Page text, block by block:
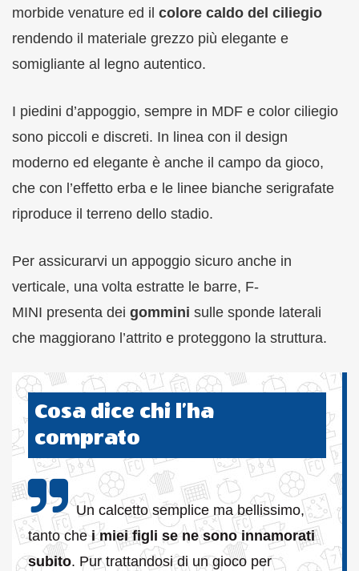
morbide venature ed il colore caldo del ciliegio
rendendo il materiale grezzo più elegante e
somigliante al legno autentico.
I piedini d’appoggio, sempre in MDF e color ciliegio
sono piccoli e discreti. In linea con il design
moderno ed elegante è anche il campo da gioco,
che con l’effetto erba e le linee bianche serigrafate
riproduce il terreno dello stadio.
Per assicurarvi un appoggio sicuro anche in
verticale, una volta estratte le barre, F-
MINI presenta dei gommini sulle sponde laterali
che maggiorano l’attrito e proteggono la struttura.
Cosa dice chi l’ha
comprato
Un calcetto semplice ma bellissimo,
tanto chei miei figli se ne sono innamorati
subito. Pur trattandosi di un gioco per